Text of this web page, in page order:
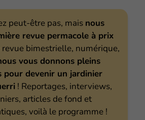
peut-être pas, mais nous
revue permacole à prix
revue bimestrielle, numérique,
vous donnons pleins
pour devenir un jardinier
! Reportages, interviews,
articles de fond et
voilà le programme !